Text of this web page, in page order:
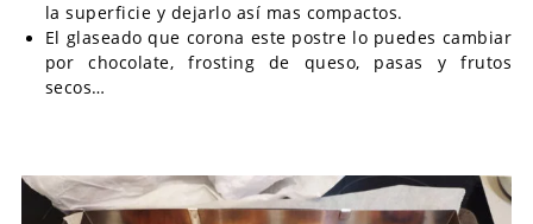
la superficie y dejarlo así mas compactos.
El glaseado que corona este postre lo puedes cambiar
por chocolate, frosting de queso, pasas y frutos
secos…